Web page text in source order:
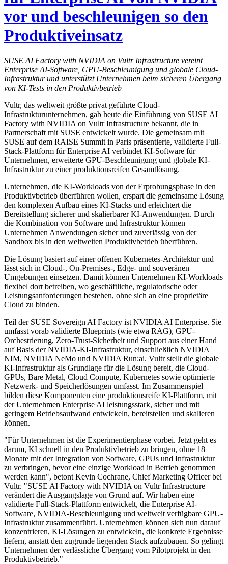
vor und beschleunigen so den
Produktiveinsatz
SUSE AI Factory with NVIDIA on Vultr Infrastructure vereint
Enterprise AI-Software, GPU-Beschleunigung und globale Cloud-
Infrastruktur und unterstützt Unternehmen beim sicheren Übergang
von KI-Tests in den Produktivbetrieb
Vultr, das weltweit größte privat geführte Cloud-
Infrastrukturunternehmen, gab heute die Einführung von SUSE AI
Factory with NVIDIA on Vultr Infrastructure bekannt, die in
Partnerschaft mit SUSE entwickelt wurde. Die gemeinsam mit
SUSE auf dem RAISE Summit in Paris präsentierte, validierte Full-
Stack-Plattform für Enterprise AI verbindet KI-Software für
Unternehmen, erweiterte GPU-Beschleunigung und globale KI-
Infrastruktur zu einer produktionsreifen Gesamtlösung.
Unternehmen, die KI-Workloads von der Erprobungsphase in den
Produktivbetrieb überführen wollen, erspart die gemeinsame Lösung
den komplexen Aufbau eines KI-Stacks und erleichtert die
Bereitstellung sicherer und skalierbarer KI-Anwendungen. Durch
die Kombination von Software und Infrastruktur können
Unternehmen Anwendungen sicher und zuverlässig von der
Sandbox bis in den weltweiten Produktivbetrieb überführen.
Die Lösung basiert auf einer offenen Kubernetes-Architektur und
lässt sich in Cloud-, On-Premises-, Edge- und souveränen
Umgebungen einsetzen. Damit können Unternehmen KI-Workloads
flexibel dort betreiben, wo geschäftliche, regulatorische oder
Leistungsanforderungen bestehen, ohne sich an eine proprietäre
Cloud zu binden.
Teil der SUSE Sovereign AI Factory ist NVIDIA AI Enterprise. Sie
umfasst vorab validierte Blueprints (wie etwa RAG), GPU-
Orchestrierung, Zero-Trust-Sicherheit und Support aus einer Hand
auf Basis der NVIDIA-KI-Infrastruktur, einschließlich NVIDIA
NIM, NVIDIA NeMo und NVIDIA Run:ai. Vultr stellt die globale
KI-Infrastruktur als Grundlage für die Lösung bereit, die Cloud-
GPUs, Bare Metal, Cloud Compute, Kubernetes sowie optimierte
Netzwerk- und Speicherlösungen umfasst. Im Zusammenspiel
bilden diese Komponenten eine produktionsreife KI-Plattform, mit
der Unternehmen Enterprise AI leistungsstark, sicher und mit
geringem Betriebsaufwand entwickeln, bereitstellen und skalieren
können.
"Für Unternehmen ist die Experimentierphase vorbei. Jetzt geht es
darum, KI schnell in den Produktivbetrieb zu bringen, ohne 18
Monate mit der Integration von Software, GPUs und Infrastruktur
zu verbringen, bevor eine einzige Workload in Betrieb genommen
werden kann", betont Kevin Cochrane, Chief Marketing Officer bei
Vultr. "SUSE AI Factory with NVIDIA on Vultr Infrastructure
verändert die Ausgangslage von Grund auf. Wir haben eine
validierte Full-Stack-Plattform entwickelt, die Enterprise AI-
Software, NVIDIA-Beschleunigung und weltweit verfügbare GPU-
Infrastruktur zusammenführt. Unternehmen können sich nun darauf
konzentrieren, KI-Lösungen zu entwickeln, die konkrete Ergebnisse
liefern, anstatt den zugrunde liegenden Stack aufzubauen. So gelingt
Unternehmen der verlässliche Übergang vom Pilotprojekt in den
Produktivbetrieb."